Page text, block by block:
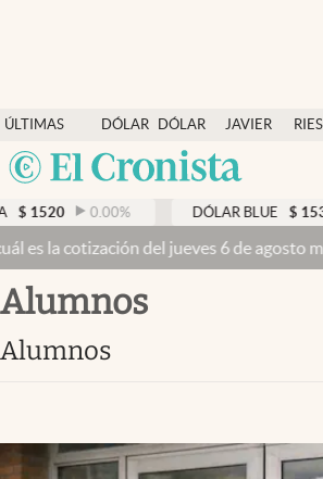
ÚLTIMAS
NOTICIAS
DÓLAR
DÓLAR
BLUE
JAVIER
Dólar
Members
Economía y Política
Finanzas y Mercados
Mercados Online
Apertura
% DÓLAR BLUE 1530 -0.65%
de agosto minuto a minutoPropiedad
alumnos
alumnos